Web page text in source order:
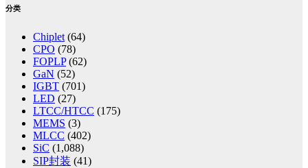
分类
Chiplet (64)
CPO (78)
FOPLP(62)
GaN (52)
IGBT (701)
LED (27)
LTCC/HTCC (175)
MEMS (3)
MLCC (402)
SiC (1,088)
SIP封装 (41)